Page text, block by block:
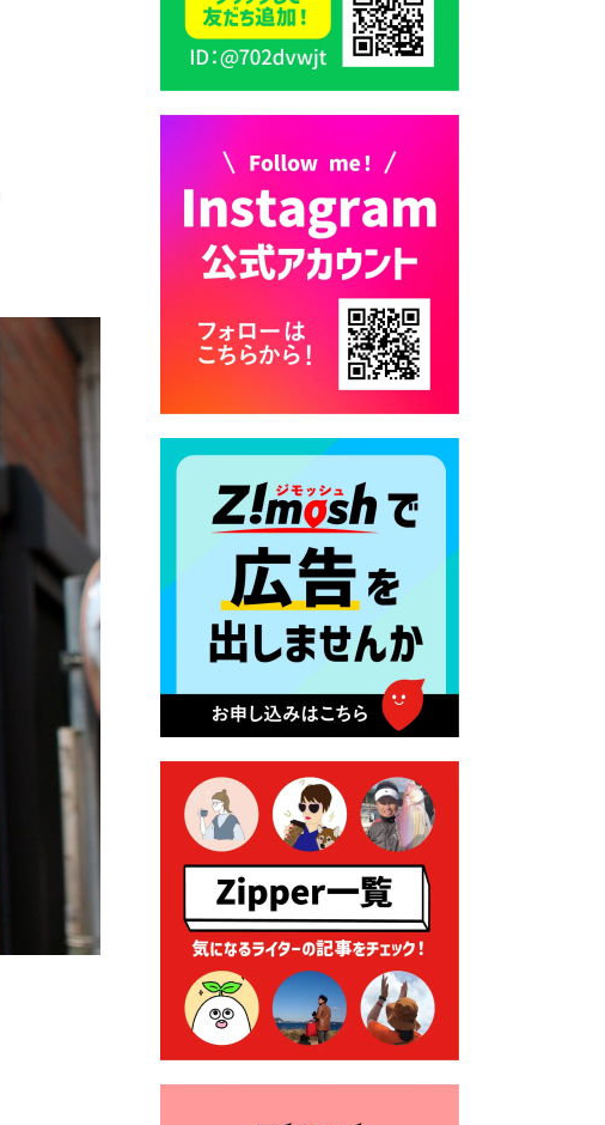
狗みなと祭り（花火大会）開
催決定！
2026年7月28日 令和8年度
京築地区水道企業団職員採用
試験（募集）
2026年7月27日 マイナンバー
カード交付に伴う休日および
平日夜間開庁の案内
2026年7月22日 令和８年度
「こども文化パスポート事
2026年7月21日 卜仙の郷 お
盆期間の営業時間のお知らせ
2026年7月17日 バス経路検索
のご利用案内
2026年7月10日 台湾伝統音楽
団体 「北埔八音団・楽善軒」
公演開催のお知らせ
ンディング型ふるさと納税の
実施について
2026年7月9日 農地法等に係
る各種申請に係る登記事項証
明書の添付省略について
2026年7月9日 廃食用油の回
収
2026年7月7日 「おゆずりコ
ーナー」について
2026年7月1日 豊前市民プール
一般開放
（令和８年４月１日施行）